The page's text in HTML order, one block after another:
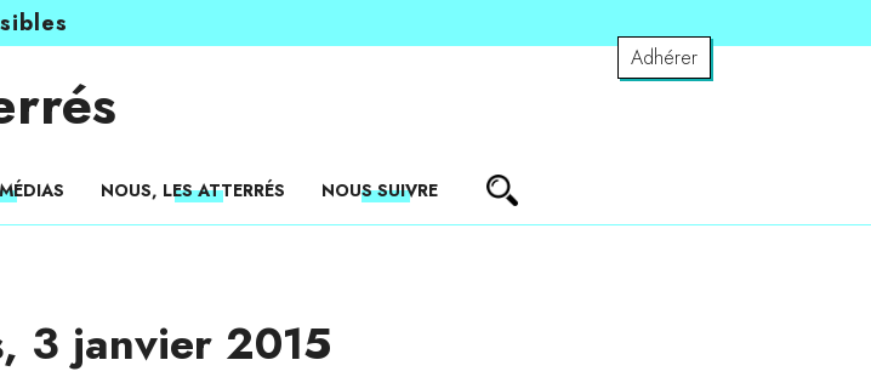
Adhérer
NOUS, LES ATTERRÉS NOUS SUIVRE
3 janvier 2015